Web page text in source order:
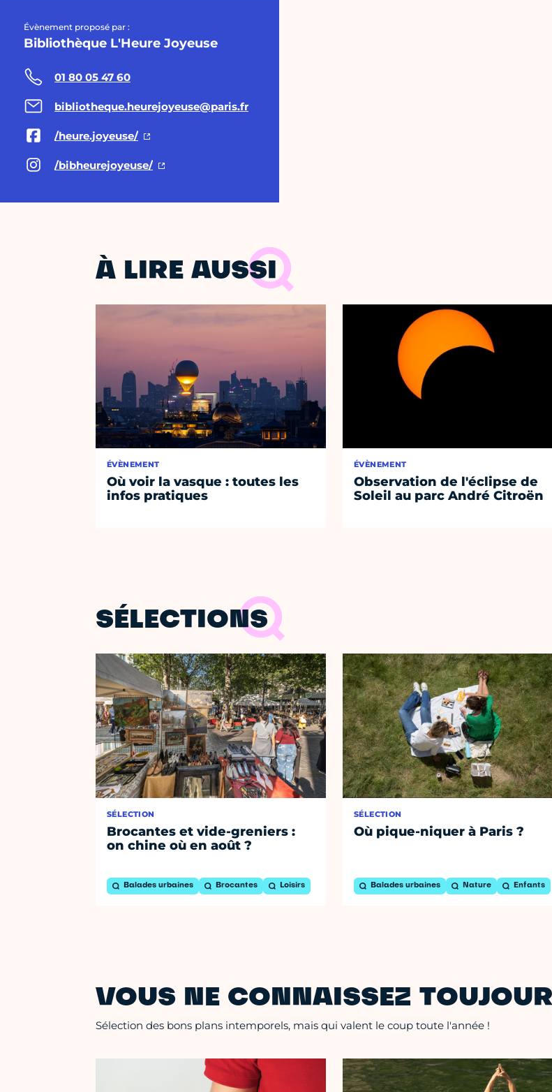
Évènement proposé par :
Bibliothèque L'Heure Joyeuse
01 80 05 47 60
bibliotheque.heurejoyeuse@paris.fr
/heure.joyeuse/
/bibheurejoyeuse/
À LIRE AUSSI
ÉVÈNEMENT
Où voir la vasque : toutes les
infos pratiques
ÉVÈNEMENT
Observation de l'éclipse de
Soleil au parc André Citroën
SÉLECTIONS
SÉLECTION
Brocantes et vide-greniers :
on chine où en août ?
Balades urbaines Brocantes Loisirs
SÉLECTION
Où pique-niquer à Paris ?
Balades urbaines Nature Enfants
VOUS NE CONNAISSEZ
Sélection des bons plans intemporels, mais qui valent le coup toute l'année !